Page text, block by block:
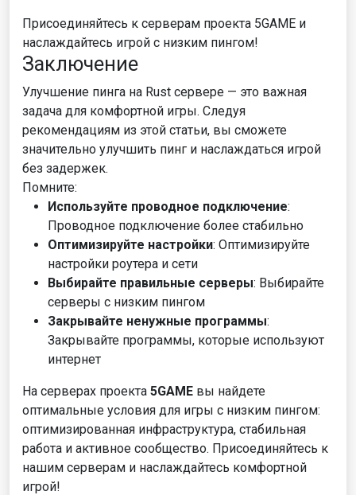
Присоединяйтесь к серверам проекта 5GAME и
наслаждайтесь игрой с низким пингом!
Заключение
Улучшение пинга на Rust сервере — это важная
задача для комфортной игры. Следуя
рекомендациям из этой статьи, вы сможете
значительно улучшить пинг и наслаждаться игрой
без задержек.
Помните:
Используйте проводное подключение:
Проводное подключение более стабильно
Оптимизируйте настройки: Оптимизируйте
настройки роутера и сети
Выбирайте правильные серверы: Выбирайте
серверы с низким пингом
Закрывайте ненужные программы:
Закрывайте программы, которые используют
интернет
На серверах проекта 5GAME вы найдете
оптимальные условия для игры с низким пингом:
оптимизированная инфраструктура, стабильная
работа и активное сообщество. Присоединяйтесь к
нашим серверам и наслаждайтесь комфортной
игрой!